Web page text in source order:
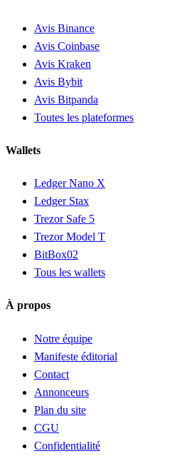
Avis Binance
Avis Coinbase
Avis Kraken
Avis Bybit
Avis Bitpanda
Toutes les plateformes
Wallets
Ledger Nano X
Ledger Stax
Trezor Safe 5
Trezor Model T
BitBox02
Tous les wallets
À propos
Notre équipe
Manifeste éditorial
Contact
Annonceurs
Plan du site
CGU
Confidentialité